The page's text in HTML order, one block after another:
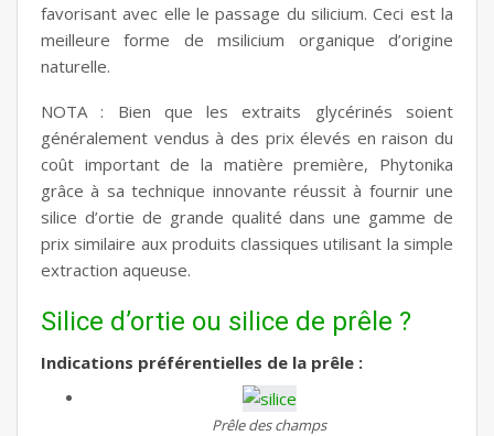
favorisant avec elle le passage du silicium. Ceci est la
meilleure forme de msilicium organique d’origine
naturelle.
NOTA : Bien que les extraits glycérinés soient
généralement vendus à des prix élevés en raison du
coût important de la matière première, Phytonika
grâce à sa technique innovante réussit à fournir une
silice d’ortie de grande qualité dans une gamme de
prix similaire aux produits classiques utilisant la simple
extraction aqueuse.
Silice d’ortie ou silice de prêle ?
Indications préférentielles de la prêle :
Prêle des champs